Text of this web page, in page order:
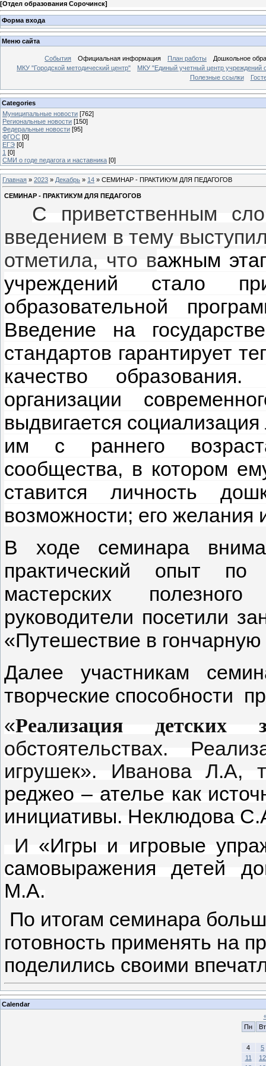
[Отдел образования Сорочинск]
Форма входа
Меню сайта
События Официальная информация План работы
Дошкольное
МКУ "Городской методический центр"
МКУ "Единый учетный центр учреждений
Полезные ссылки
Categories
Муниципальные новости [762]
Региональные новости [150]
Федеральные новости [95]
ФГОС [0]
ЕГЭ [0]
1 [0]
СМИ о годе педагога и наставника [0]
Главная » 2023 » Декабрь » 14 » СЕМИНАР - ПРАКТИКУМ ДЛЯ ПЕДАГОГОВ
СЕМИНАР - ПРАКТИКУМ ДЛЯ ПЕДАГОГОВ
С приветственным
введением в тему
отметила, что важным
учреждений стало
образовательной
Введение на
стандартов гарантирует
качество
организации
выдвигается
им с раннего
сообщества, в котором
ставится личность
возможности; его желания
В ходе семинара
практический опыт по
мастерских
руководители посетили
«Путешествие в
Далее участникам
творческие способности
«Реализация детских
обстоятельствах.
игрушек». Иванова Л.А, т
реджео – ателье как
инициативы. Неклюдова
И «Игры и игровые
самовыражения детей
М.А.
По итогам семинара
готовность применять на
поделились своими
Calendar
Пн
Вт
4
5
11
12